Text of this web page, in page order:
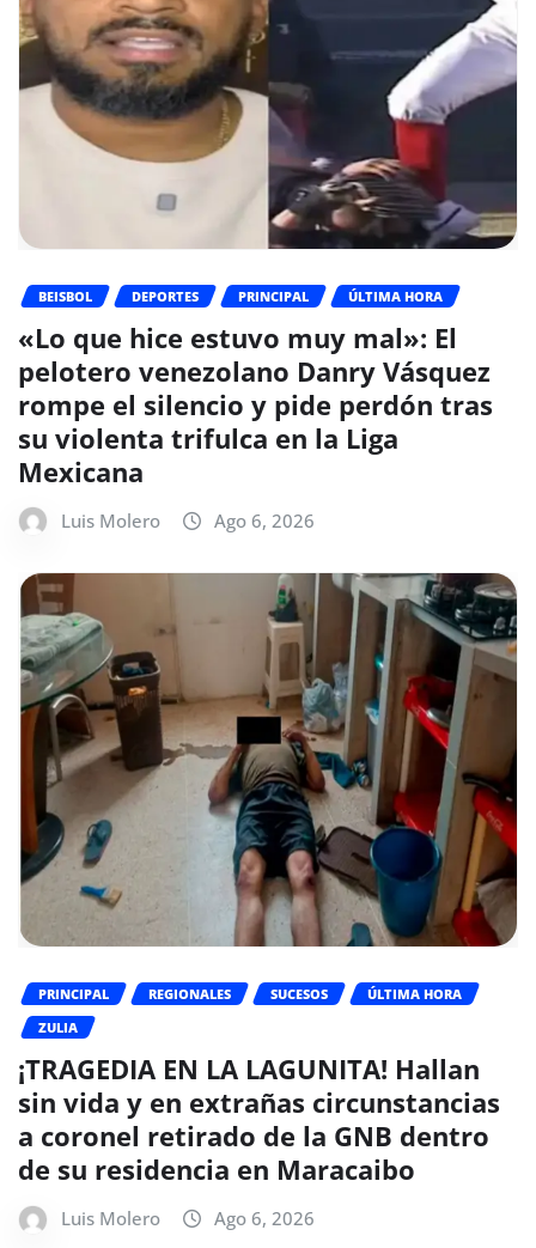
BEISBOL DEPORTES PRINCIPAL ÚLTIMA HORA
«Lo que hice estuvo muy mal»: El
pelotero venezolano Danry Vásquez
rompe el silencio y pide perdón tras
su violenta trifulca en la Liga
Mexicana
Luis Molero Ago 6, 2026
PRINCIPAL REGIONALES SUCESOS
ÚLTIMA HORA
ZULIA
¡TRAGEDIA EN LA LAGUNITA! Hallan
sin vida y en extrañas circunstancias
a coronel retirado de la GNB dentro
de su residencia en Maracaibo
Luis Molero Ago 6, 2026